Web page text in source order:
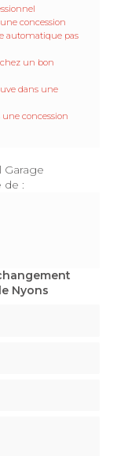
concession
automatique pas
un bon
dans une
concession
de :
Nyons